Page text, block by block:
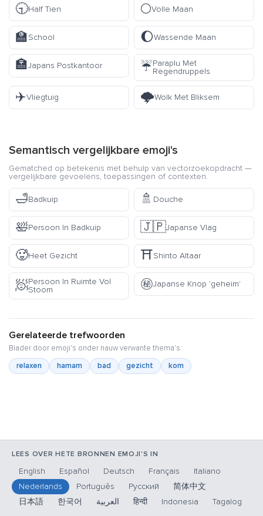
🕤Half Tien 🌕Volle Maan
🏫School 🌔Wassende Maan
🏣Japans Postkantoor ☔Paraplu Met
Regendruppels
✈️Vliegtuig 🌩️Wolk Met Bliksem
Semantisch vergelijkbare emoji's
Gematched op betekenis met behulp van vectorzoekopdracht —
vergelijkbare gevoelens, toepassingen of contexten.
🛁Badkuip 🚿 Douche
🛀Persoon In Badkuip 🇯🇵Japanse Vlag
🥵Heet Gezicht ⛩️Shinto Altaar
🧖Persoon In Ruimte Vol
Stoom
㊙️Japanse Knop 'geheim'
Gerelateerde trefwoorden
Blader door emoji's onder nauw verwante thema's:
relaxen
hamam bad gezicht kom
LEES OVER HETE BRONNEN EMOJI'S IN
English Español Deutsch Français
Italiano
Nederlands
Português Русский
简体中文
日本語
한국어 العربية हिन्दी Indonesia Tagalog